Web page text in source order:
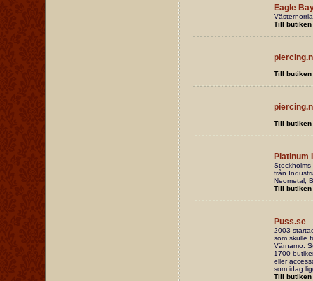
Eagle
Till butiken
Till butiken
Till butiken
Platinum
Stockholms
från
Neometal,
Till butiken
Puss.se
2003
som skulle
Värnamo.
1700
eller
som idag
Till butiken